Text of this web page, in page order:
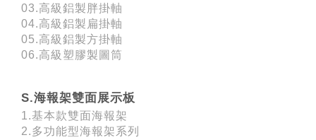
03.高級鋁製胖掛軸
04.高級鋁製扁掛軸
05.高級鋁製方掛軸
06.高級塑膠製圖筒
S.海報架雙面展示板
1.基本款雙面海報架
2.多功能型海報架系列